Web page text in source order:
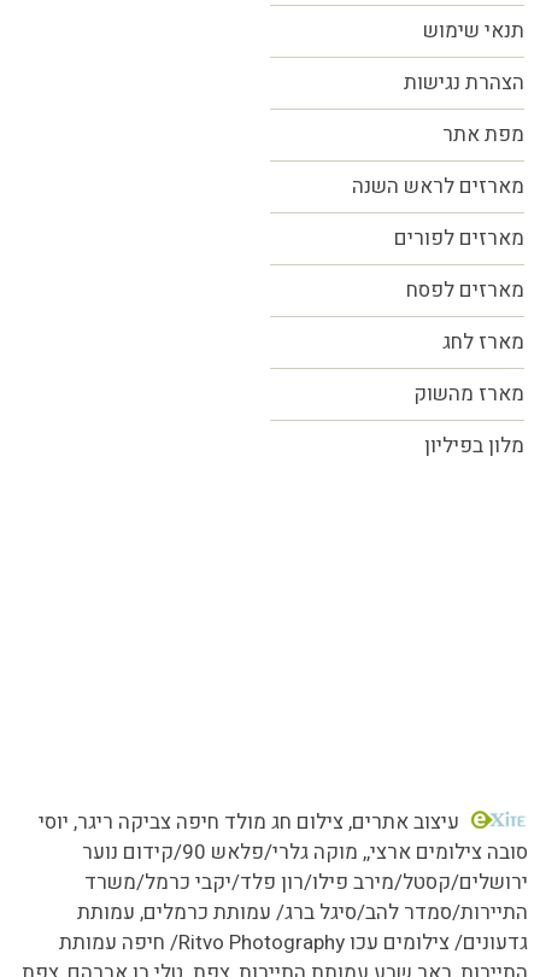
תנאי שימוש
הצהרת נגישות
מפת אתר
מארזים לראש השנה
מארזים לפורים
מארזים לפסח
מארז לחג
מארז מהשוק
מלון בפיליון
עיצוב אתרים, צילום חג מולד חיפה צביקה ריגר, יוסי
סובה צילומים ארצי,, מוקה גלרי/
פלאש 90/קידום נוער
ירושלים/קסטל/מירב פילו/רון פלד/יקבי כרמל/משרד
התיירות/סמדר להב/סיגל ברג/ עמותת כרמלים, עמותת
גדעונים/ צילומים עכו Ritvo Photography/ חיפה עמותת